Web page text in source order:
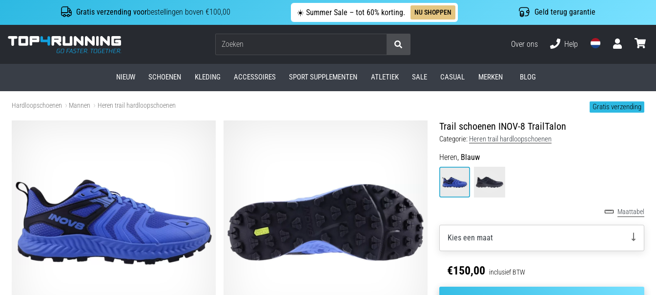
Gratis verzending voorbestellingen boven €100,00 ☀️ Summer Sale – tot 60% korting. NU SHOPPEN Geld terug garantie
Top4Running.be
Zoeken
Over ons
Help
NIEUW SCHOENEN KLEDING ACCESSOIRES SPORT SUPPLEMENTEN ATLETIEK SALE CASUAL MERKEN BLOG
Hardloopschoenen Mannen Heren trail hardloopschoenen Gratis verzending
Trail schoenen INOV-8 TrailTalon
Categorie: Heren trail hardloopschoenen
Heren, Blauw
Maattabel
Kies een maat
€150,00 inclusief BTW